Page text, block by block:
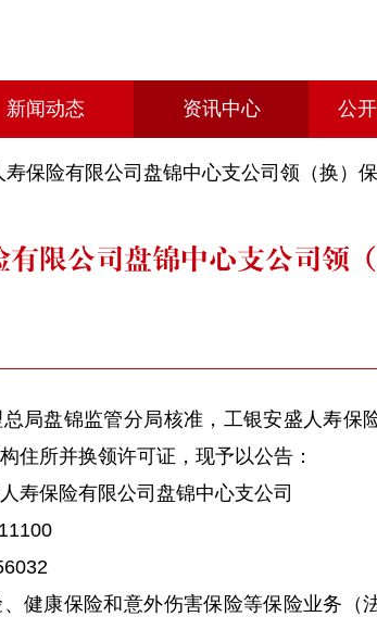
新闻动态 资讯中心 公
寿保险有限公司盘锦中心支公司领（换）
有限公司盘锦中心支公司领
盘锦监管分局核准，工银安盛人寿保
住所并换领许可证，现予以公告：
寿保险有限公司盘锦中心支公司
、健康保险和意外伤害保险等保险业务（